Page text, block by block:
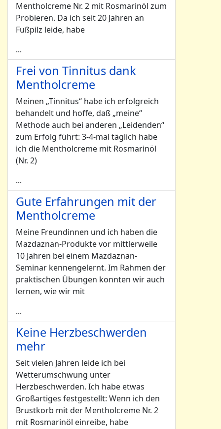
Mentholcreme Nr. 2 mit Rosmarinöl zum
Probieren. Da ich seit 20 Jahren an
Fußpilz leide, habe
...
Frei von Tinnitus dank
Mentholcreme
Meinen „Tinnitus“ habe ich erfolgreich
behandelt und hoffe, daß „meine“
Methode auch bei anderen „Leidenden“
zum Erfolg führt: 3-4-mal täglich habe
ich die Mentholcreme mit Rosmarinöl
(Nr. 2)
...
Gute Erfahrungen mit der
Mentholcreme
Meine Freundinnen und ich haben die
Mazdaznan-Produkte vor mittlerweile
10 Jahren bei einem Mazdaznan-
Seminar kennengelernt. Im Rahmen der
praktischen Übungen konnten wir auch
lernen, wie wir mit
...
Keine Herzbeschwerden
mehr
Seit vielen Jahren leide ich bei
Wetterumschwung unter
Herzbeschwerden. Ich habe etwas
Großartiges festgestellt: Wenn ich den
Brustkorb mit der Mentholcreme Nr. 2
mit Rosmarinöl einreibe, habe